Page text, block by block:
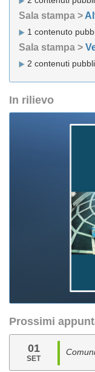
Sala stampa >
1 contenuto
Sala stampa >
2 contenuti
In rilievo
Prossimi
01
SET